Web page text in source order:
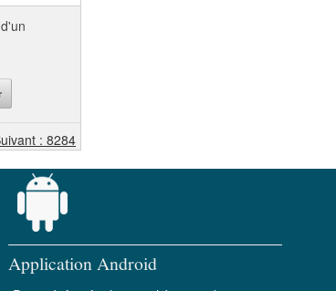
: 8284
Application Android